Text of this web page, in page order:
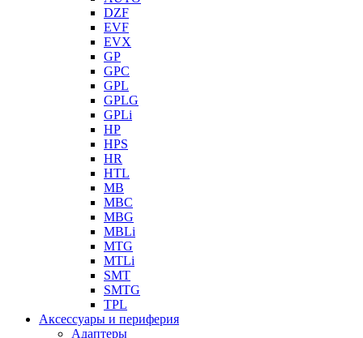
DZF
EVF
EVX
GP
GPC
GPL
GPLG
GPLi
HP
HPS
HR
HTL
MB
MBC
MBG
MBLi
MTG
MTLi
SMT
SMTG
TPL
Аксессуары и периферия
Адаптеры